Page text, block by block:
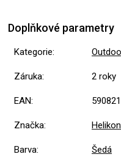
Doplňkové parametry
Kategorie:
Záruka: 2 roky
EAN:
Značka:
Barva: Šedá